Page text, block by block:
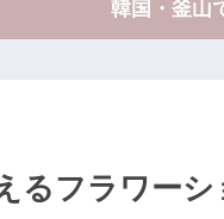
韓国・釜山
るフラワー